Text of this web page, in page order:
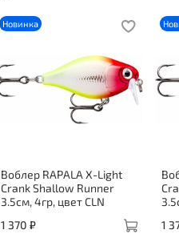
Новинка
Воблер RAPALA X-Light
Crank Shallow Runner
3.5см, 4гр, цвет CLN
1 370 ₽
1